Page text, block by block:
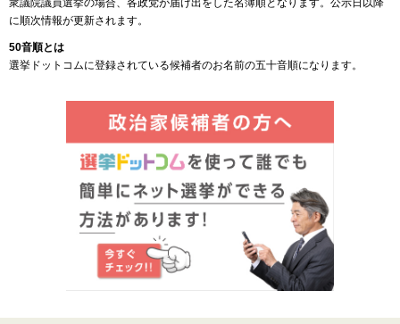
衆議院議員選挙の場合、各政党が届け出をした名簿順となります。公示日以降
に順次情報が更新されます。
50音順とは
選挙ドットコムに登録されている候補者のお名前の五十音順になります。